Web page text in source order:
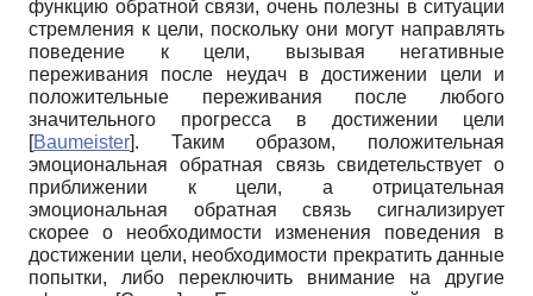
функцию обратной связи, очень полезны в ситуации
стремления к цели, поскольку они могут направлять
поведение к цели, вызывая негативные
переживания после неудач в достижении цели и
положительные переживания после любого
значительного прогресса в достижении цели
[Baumeister]. Таким образом, положительная
эмоциональная обратная связь свидетельствует о
приближении к цели, а отрицательная
эмоциональная обратная связь сигнализирует
скорее о необходимости изменения поведения в
достижении цели, необходимости прекратить данные
попытки, либо переключить внимание на другие